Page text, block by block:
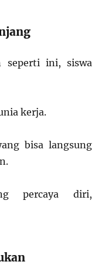
seperti ini, siswa
kerja.
bisa langsung
percaya diri,